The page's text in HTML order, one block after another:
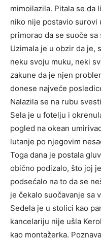
mimoilazila. Pitala se da
niko nije postavio surovi
primorao da se suoče
Uzimala je u obzir da je,
neku svoju muku, neki
zakune da je njen
donese najveće
Nalazila se na rubu
Sela je u fotelju i
pogled na okean
lutanje po njegovim
Toga dana je postala
obično podizalo, što joj
podsećalo na to da se
je čekalo suočavanje sa
Sedela je u stolici kao
kancelariju nije ušla
kao montažerka.